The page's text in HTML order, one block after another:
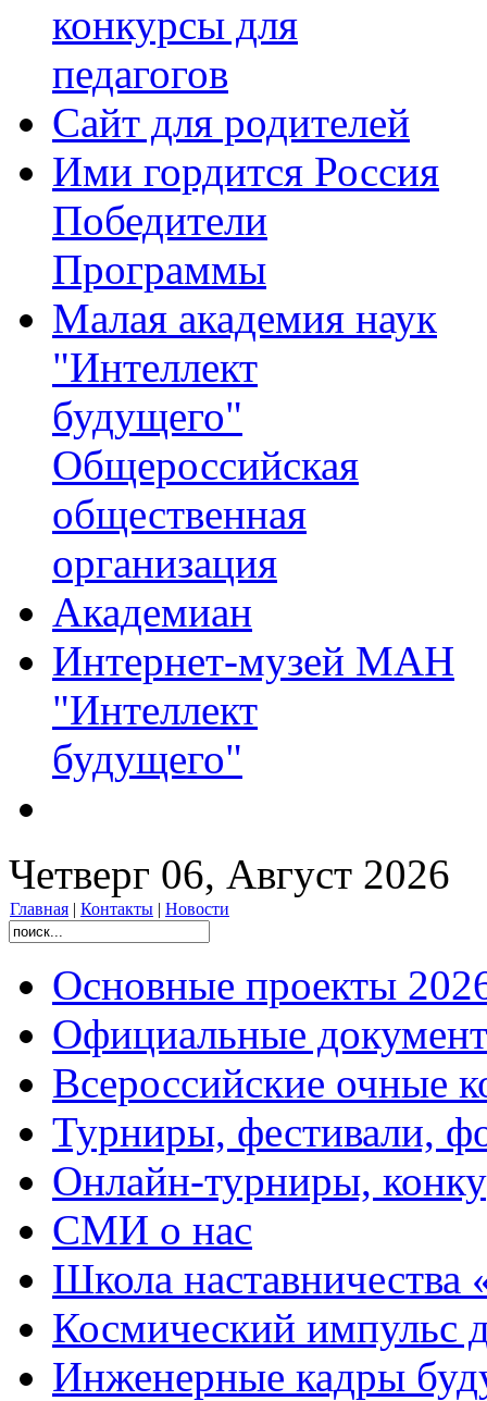
конкурсы для
педагогов
Сайт для родителей
Ими гордится Россия
Победители
Программы
Малая академия наук
"Интеллект
будущего"
Общероссийская
общественная
организация
Академиан
Интернет-музей МАН
"Интеллект
будущего"
Четверг 06, Август 2026
Главная | Контакты | Новости
Основные проекты
Официальные
Всероссийские очные
Турниры, фестивали,
Онлайн-турниры,
СМИ о нас
Школа
Космический импульс
Инженерные кадры